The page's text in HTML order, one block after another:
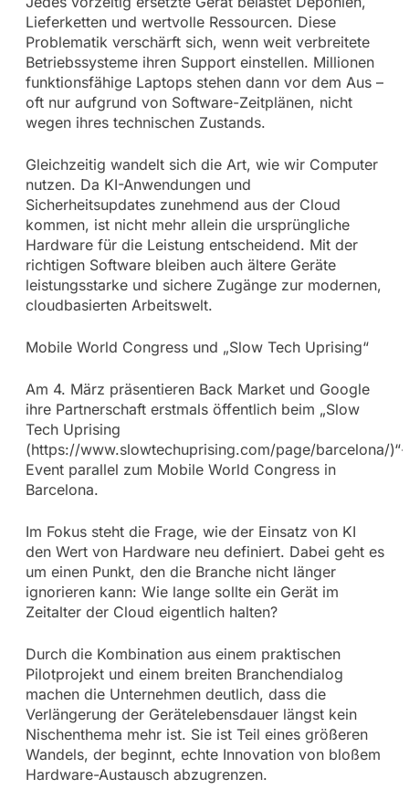
Lieferketten und wertvolle Ressourcen. Diese
Problematik verschärft sich, wenn weit verbreitete
Betriebssysteme ihren Support einstellen. Millionen
funktionsfähige Laptops stehen dann vor dem Aus –
oft nur aufgrund von Software-Zeitplänen, nicht
wegen ihres technischen Zustands.
Gleichzeitig wandelt sich die Art, wie wir Computer
nutzen. Da KI-Anwendungen und
Sicherheitsupdates zunehmend aus der Cloud
kommen, ist nicht mehr allein die ursprüngliche
Hardware für die Leistung entscheidend. Mit der
richtigen Software bleiben auch ältere Geräte
leistungsstarke und sichere Zugänge zur modernen,
cloudbasierten Arbeitswelt.
Mobile World Congress und „Slow Tech Uprising“
Am 4. März präsentieren Back Market und Google
ihre Partnerschaft erstmals öffentlich beim „Slow
Tech Uprising
(https://www.slowtechuprising.com/page/barcelona/)“-
Event parallel zum Mobile World Congress in
Barcelona.
Im Fokus steht die Frage, wie der Einsatz von KI
den Wert von Hardware neu definiert. Dabei geht es
um einen Punkt, den die Branche nicht länger
ignorieren kann: Wie lange sollte ein Gerät im
Zeitalter der Cloud eigentlich halten?
Durch die Kombination aus einem praktischen
Pilotprojekt und einem breiten Branchendialog
machen die Unternehmen deutlich, dass die
Verlängerung der Gerätelebensdauer längst kein
Nischenthema mehr ist. Sie ist Teil eines größeren
Wandels, der beginnt, echte Innovation von bloßem
Hardware-Austausch abzugrenzen.